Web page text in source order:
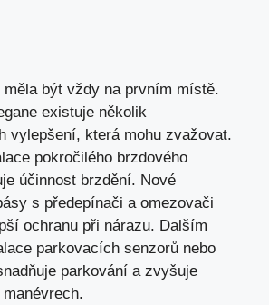
měla být vždy na prvním místě.
existuje několik
vylepšení, která mohu zvažovat.
pokročilého brzdového
účinnost brzdění. Nové
s předepínači a omezovači
ochranu při nárazu. Dalším
parkovacích senzorů nebo
parkování a zvyšuje